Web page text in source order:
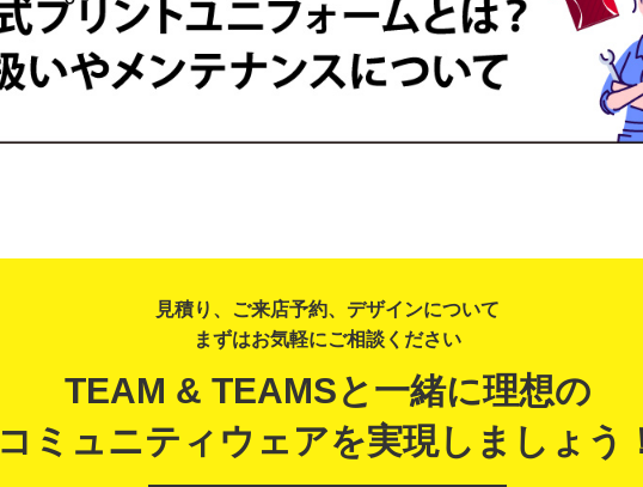
見積り、ご来店予約、デザインについて
まずはお気軽にご相談ください
TEAM & TEAMSと一緒に理想の
コミュニティウェアを実現しましょう